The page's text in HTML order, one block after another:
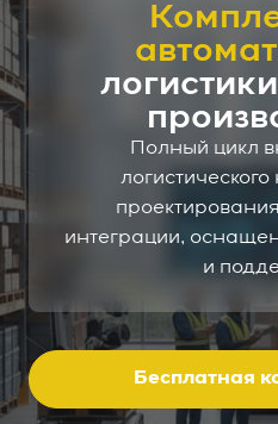
Полный цикл
интеграции,
и
Бесплатная